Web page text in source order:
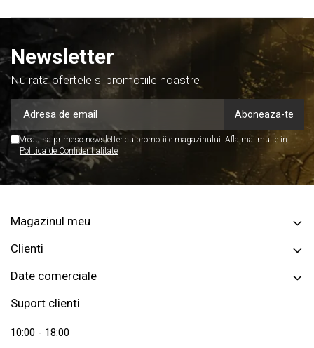
Newsletter
Nu rata ofertele si promotiile noastre
Vreau sa primesc newsletter cu promotiile magazinului. Afla mai multe in
Politica de Confidentialitate
Magazinul meu
Clienti
Date comerciale
Suport clienti
10:00 - 18:00